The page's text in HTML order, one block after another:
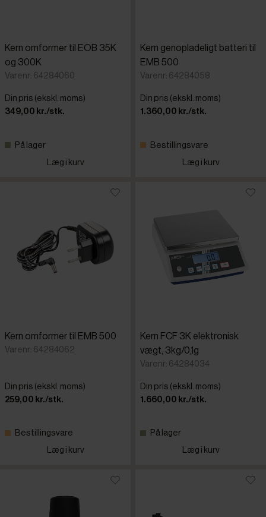
Kern omformer til EOB 35K
og 300K
Varenr: 64284060
Din pris (ekskl. moms)
349,00 kr./stk.
På lager
Læg i kurv
Kern genopladeligt batteri til
EMB 500
Varenr: 64284058
Din pris (ekskl. moms)
1.360,00 kr./stk.
Bestillingsvare
Læg i kurv
Kern omformer til EMB 500
Varenr: 64284062
Din pris (ekskl. moms)
259,00 kr./stk.
Bestillingsvare
Læg i kurv
Kern FCF 3K elektronisk
vægt, 3kg/0,1g
Varenr: 64284034
Din pris (ekskl. moms)
1.660,00 kr./stk.
På lager
Læg i kurv